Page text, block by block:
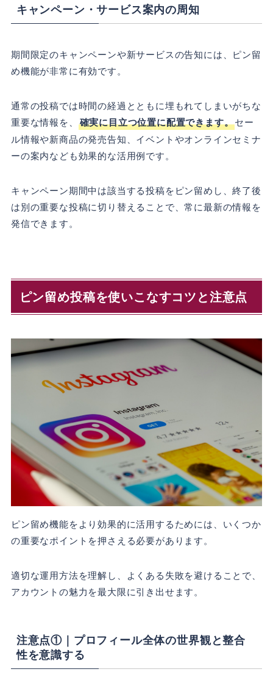
キャンペーン・サービス案内の周知
期間限定のキャンペーンや新サービスの告知には、ピン留
め機能が非常に有効です。
通常の投稿では時間の経過とともに埋もれてしまいがちな
重要な情報を、 確実に目立つ位置に配置できます。セー
ル情報や新商品の発売告知、イベントやオンラインセミナ
ーの案内なども効果的な活用例です。
キャンペーン期間中は該当する投稿をピン留めし、終了後
は別の重要な投稿に切り替えることで、常に最新の情報を
発信できます。
ピン留め投稿を使いこなすコツと注意点
ピン留め機能をより効果的に活用するためには、いくつか
の重要なポイントを押さえる必要があります。
適切な運用方法を理解し、よくある失敗を避けることで、
アカウントの魅力を最大限に引き出せます。
注意点①｜プロフィール全体の世界観と整合
性を意識する